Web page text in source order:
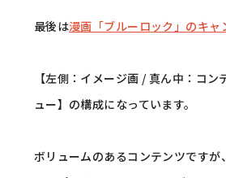
最後は漫画「ブルーロック」のキャ
【左側：イメージ画 / 真ん中：コ
ュー】の構成になっています。
ボリュームのあるコンテンツですが